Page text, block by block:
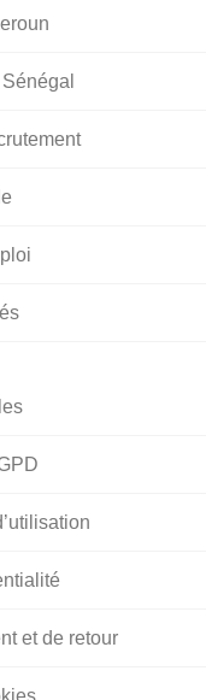
et de retour